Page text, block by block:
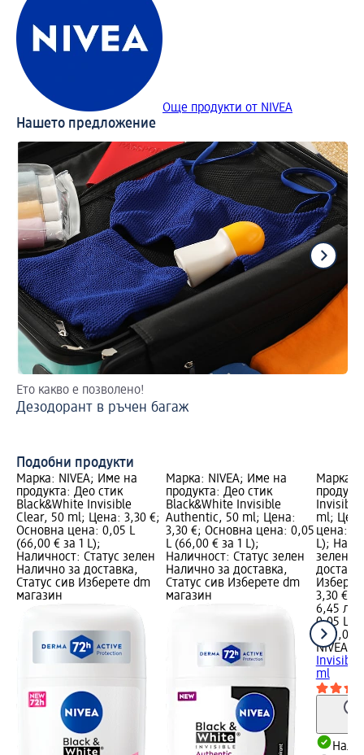
Още продукти от NIVEA
Нашето предложение
Ето какво е позволено!
Дезодорант в ръчен багаж
Подобни продукти
Марка: NIVEA; Име на
продукта: Део стик
Black&White Invisible
Clear, 50 ml; Цена: 3,30 €;
Основна цена: 0,05 L
(66,00 € за 1 L);
Наличност: Статус зелен
Налично за доставка,
Статус сив Изберете dm
магазин
Марка: NIVEA; Име на
продукта: Део стик
Black&White Invisible
Authentic, 50 ml; Цена:
3,30 €; Основна цена: 0,05
L (66,00 € за 1 L);
Наличност: Статус зелен
Налично за доставка,
Статус сив Изберете dm
магазин
Марка:
Invisible
ml;
цена:
L);
зелен
3,30 €
6,45 лв.
0,05 L
(129,08
NIVEA
Invisible
ml